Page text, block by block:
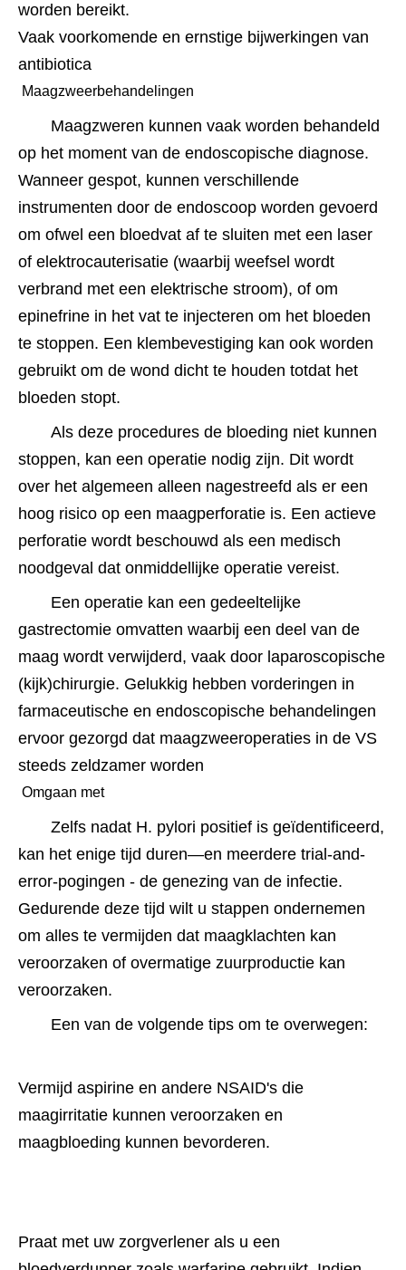
worden bereikt.
Vaak voorkomende en ernstige bijwerkingen van
antibiotica
Maagzweerbehandelingen
Maagzweren kunnen vaak worden behandeld
op het moment van de endoscopische diagnose.
Wanneer gespot, kunnen verschillende
instrumenten door de endoscoop worden gevoerd
om ofwel een bloedvat af te sluiten met een laser
of elektrocauterisatie (waarbij weefsel wordt
verbrand met een elektrische stroom), of om
epinefrine in het vat te injecteren om het bloeden
te stoppen. Een klembevestiging kan ook worden
gebruikt om de wond dicht te houden totdat het
bloeden stopt.
Als deze procedures de bloeding niet kunnen
stoppen, kan een operatie nodig zijn. Dit wordt
over het algemeen alleen nagestreefd als er een
hoog risico op een maagperforatie is. Een actieve
perforatie wordt beschouwd als een medisch
noodgeval dat onmiddellijke operatie vereist.
Een operatie kan een gedeeltelijke
gastrectomie omvatten waarbij een deel van de
maag wordt verwijderd, vaak door laparoscopische
(kijk)chirurgie. Gelukkig hebben vorderingen in
farmaceutische en endoscopische behandelingen
ervoor gezorgd dat maagzweeroperaties in de VS
steeds zeldzamer worden
Omgaan met
Zelfs nadat H. pylori positief is geïdentificeerd,
kan het enige tijd duren—en meerdere trial-and-
error-pogingen - de genezing van de infectie.
Gedurende deze tijd wilt u stappen ondernemen
om alles te vermijden dat maagklachten kan
veroorzaken of overmatige zuurproductie kan
veroorzaken.
Een van de volgende tips om te overwegen:
Vermijd aspirine en andere NSAID's die
maagirritatie kunnen veroorzaken en
maagbloeding kunnen bevorderen.
Praat met uw zorgverlener als u een